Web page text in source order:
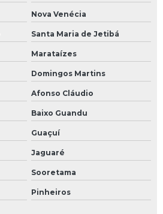
Nova Venécia
Santa Maria de Jetibá
Marataízes
Domingos Martins
Afonso Cláudio
Baixo Guandu
Guaçuí
Jaguaré
Sooretama
Pinheiros